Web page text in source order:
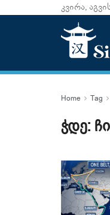
კვირა,
Home Tag
ჭდე: